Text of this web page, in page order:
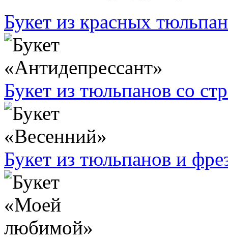
Букет из красных
Букет из тюльпанов со
Букет из тюльпанов и